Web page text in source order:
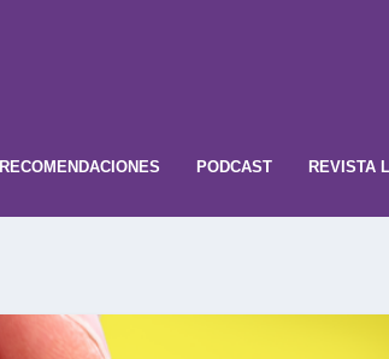
RECOMENDACIONES PODCAST REVISTA